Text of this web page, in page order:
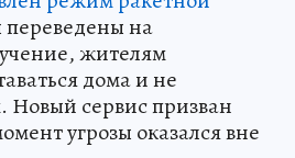
на
жителям
дома и не
Новый сервис призван
угрозы оказался вне